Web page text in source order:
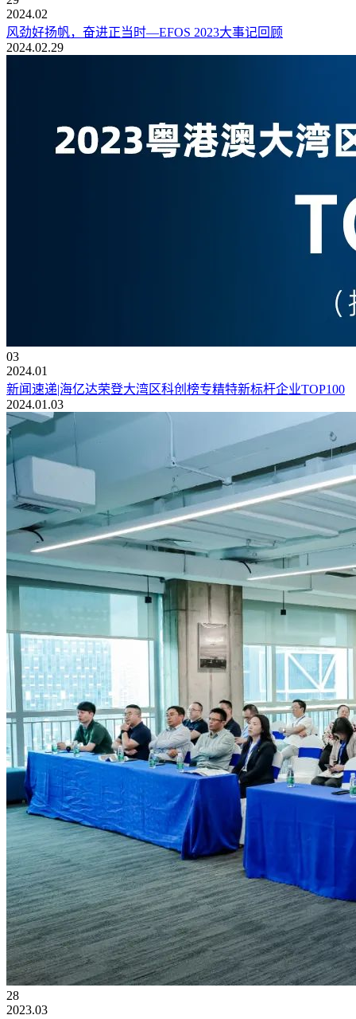
2024.02
风劲好扬帆，奋进正当时—EFOS 2023大事记回顾
2024.02.29
03
2024.01
新闻速递|海亿达荣登大湾区科创榜专精特新标杆企业TOP100
2024.01.03
28
2023.03